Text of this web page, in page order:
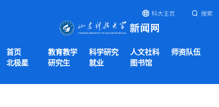
科大主页 搜索
首页 教育教学 科学研究 人文社科
师资队伍
北极星
研究生 就业 图书馆